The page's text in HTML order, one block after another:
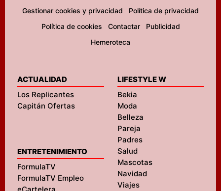
Gestionar cookies y privacidad
Política de privacidad
Política de cookies
Contactar
Publicidad
Hemeroteca
ACTUALIDAD
Los Replicantes
Capitán Ofertas
ENTRETENIMIENTO
FormulaTV
FormulaTV Empleo
LIFESTYLE W
Bekia
Moda
Belleza
Pareja
Padres
Salud
Mascotas
Navidad
Viajes